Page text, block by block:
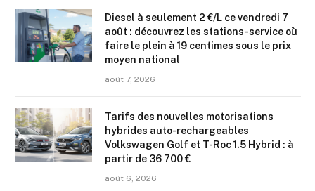
Diesel à seulement 2 €/L ce vendredi 7
août : découvrez les stations-service où
faire le plein à 19 centimes sous le prix
moyen national
août 7, 2026
Tarifs des nouvelles motorisations
hybrides auto-rechargeables
Volkswagen Golf et T-Roc 1.5 Hybrid : à
partir de 36 700 €
août 6, 2026